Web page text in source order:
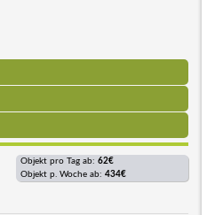
Objekt pro Tag ab: 62€
Objekt p. Woche ab: 434€